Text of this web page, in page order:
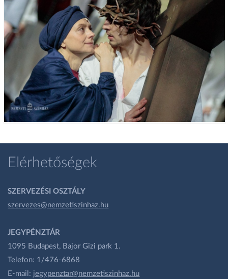
Elérhetőségek
SZERVEZÉSI OSZTÁLY
szervezes@nemzetiszinhaz.hu
JEGYPÉNZTÁR
1095 Budapest, Bajor Gizi park 1.
Telefon: 1/476-6868
E-mail: jegypenztar@nemzetiszinhaz.hu